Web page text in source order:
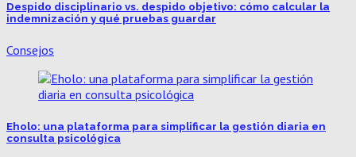
Despido disciplinario vs. despido objetivo: cómo calcular la
indemnización y qué pruebas guardar
Consejos
Eholo: una plataforma para simplificar la gestión diaria en
consulta psicológica